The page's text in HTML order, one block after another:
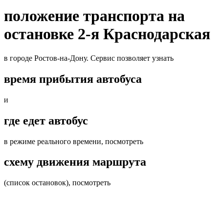
положение транспорта на
остановке 2-я Краснодарская
в городе Ростов-на-Дону. Сервис позволяет узнать
время прибытия автобуса
и
где едет автобус
в режиме реального времени, посмотреть
схему движения маршрута
(список остановок), посмотреть